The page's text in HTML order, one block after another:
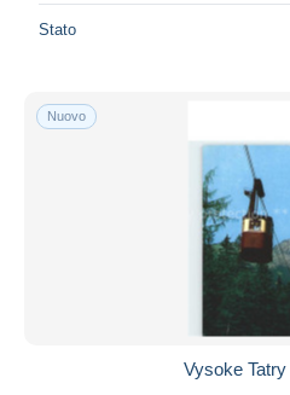
Stato
Nuovo
Vysoke